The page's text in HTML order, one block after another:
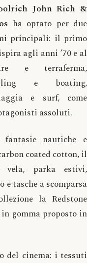
John Rich &
ha optato per due
principali: il primo
agli anni ’70 e al
e terraferma,
e boating,
e surf, come
assoluti.
nautiche e
coated cotton, il
parka estivi,
e tasche a scomparsa
la Redstone
gomma proposto in
del cinema: i tessuti